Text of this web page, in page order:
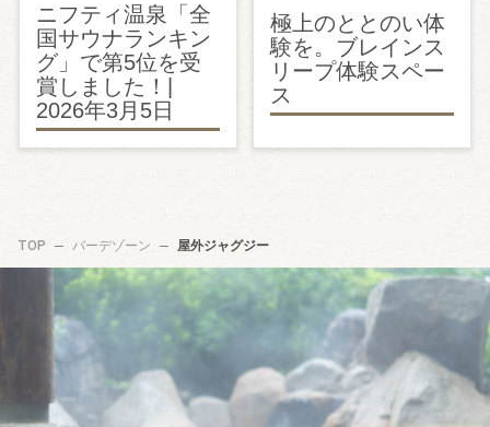
ニフティ温泉「全
国サウナランキン
グ」で第5位を受
賞しました！|
2026年3月5日
極上のととのい体
験を。ブレインス
リープ体験スペー
ス
TOP バーデゾーン 屋外ジャグジー